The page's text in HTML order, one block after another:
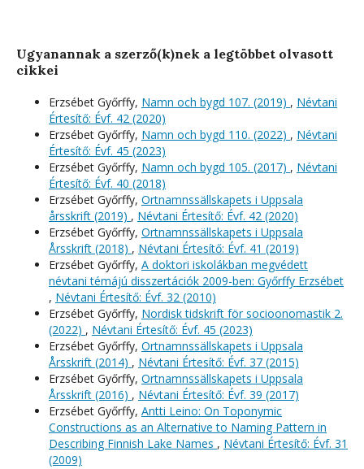
Ugyanannak a szerző(k)nek a legtöbbet olvasott
cikkei
Erzsébet Győrffy, Namn och bygd 107. (2019) , Névtani
Értesítő: Évf. 42 (2020)
Erzsébet Győrffy, Namn och bygd 110. (2022) , Névtani
Értesítő: Évf. 45 (2023)
Erzsébet Győrffy, Namn och bygd 105. (2017) , Névtani
Értesítő: Évf. 40 (2018)
Erzsébet Győrffy, Ortnamnssällskapets i Uppsala
årsskrift (2019) , Névtani Értesítő: Évf. 42 (2020)
Erzsébet Győrffy, Ortnamnssällskapets i Uppsala
Årsskrift (2018) , Névtani Értesítő: Évf. 41 (2019)
Erzsébet Győrffy, A doktori iskolákban megvédett
névtani témájú disszertációk 2009-ben: Győrffy Erzsébet
, Névtani Értesítő: Évf. 32 (2010)
Erzsébet Győrffy, Nordisk tidskrift för socioonomastik 2.
(2022) , Névtani Értesítő: Évf. 45 (2023)
Erzsébet Győrffy, Ortnamnssällskapets i Uppsala
Årsskrift (2014) , Névtani Értesítő: Évf. 37 (2015)
Erzsébet Győrffy, Ortnamnssällskapets i Uppsala
Årsskrift (2016) , Névtani Értesítő: Évf. 39 (2017)
Erzsébet Győrffy, Antti Leino: On Toponymic
Constructions as an Alternative to Naming Pattern in
Describing Finnish Lake Names , Névtani Értesítő: Évf. 31
(2009)